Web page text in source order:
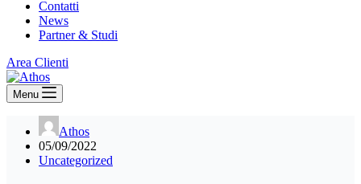
Contatti
News
Partner & Studi
Area Clienti
Menu
Athos
05/09/2022
Uncategorized